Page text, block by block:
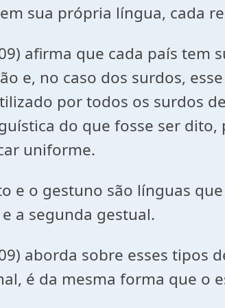
sua própria língua, cada
afirma que cada país
e, no caso dos surdos,
por todos os surdos
do que fosse ser
uniforme.
e o gestuno são línguas
a segunda gestual.
aborda sobre esses tipos
é da mesma forma que o